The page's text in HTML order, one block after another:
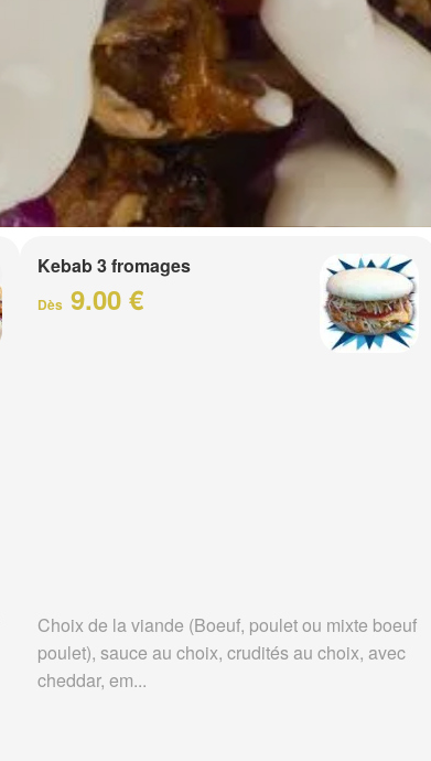
Kebab 3 fromages
Dès 9.00 €
Choix de la viande (Boeuf, poulet ou mixte boeuf
poulet), sauce au choix, crudités au choix, avec
cheddar, em...